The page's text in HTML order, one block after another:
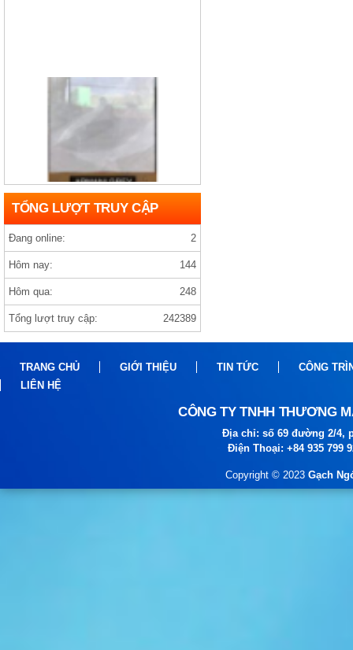
Gạch india D1200×1200 ARMANY GREY
Gạch india 1000×1000 ANVI BIANCO
TỔNG LƯỢT TRUY CẬP
Đang online: 2
Hôm nay: 144
Hôm qua: 248
Tổng lượt truy cập: 242389
TRANG CHỦ GIỚI THIỆU TIN TỨC
CÔNG
LIÊN HỆ
CÔNG TY TNHH THƯƠNG
Địa chỉ: số 69 đường 2/4,
Điện Thoại: +84 935 799
Copyright © 2023 Gạch